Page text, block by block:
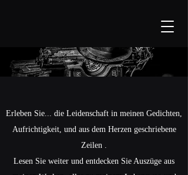
Erleben Sie... die Leidenschaft in meinen Gedichten,
Aufrichtigkeit, und aus dem Herzen geschriebene
Zeilen .
Lesen Sie weiter und entdecken Sie Auszüge aus